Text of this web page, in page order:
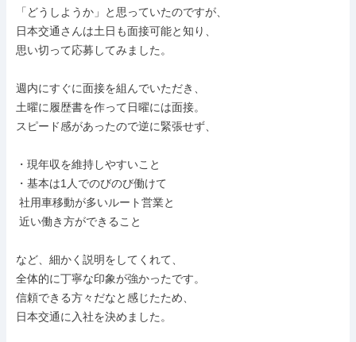
「どうしようか」と思っていたのですが、
日本交通さんは土日も面接可能と知り、
思い切って応募してみました。
週内にすぐに面接を組んでいただき、
土曜に履歴書を作って日曜には面接。
スピード感があったので逆に緊張せず、
・現年収を維持しやすいこと
・基本は1人でのびのび働けて
など、細かく説明をしてくれて、
全体的に丁寧な印象が強かったです。
信頼できる方々だなと感じたため、
日本交通に入社を決めました。